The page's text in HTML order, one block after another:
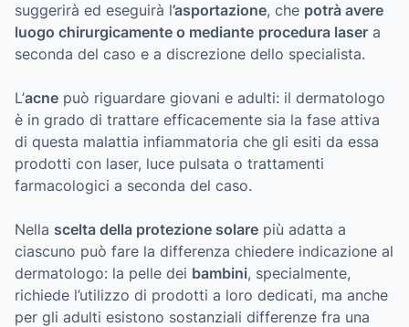
suggerirà ed eseguirà l’asportazione, che potrà avere
luogo chirurgicamente o mediante procedura laser a
seconda del caso e a discrezione dello specialista.
L’acne può riguardare giovani e adulti: il dermatologo
è in grado di trattare efficacemente sia la fase attiva
di questa malattia infiammatoria che gli esiti da essa
prodotti con laser, luce pulsata o trattamenti
farmacologici a seconda del caso.
Nella scelta della protezione solare più adatta a
ciascuno può fare la differenza chiedere indicazione al
dermatologo: la pelle dei bambini, specialmente,
richiede l’utilizzo di prodotti a loro dedicati, ma anche
per gli adulti esistono sostanziali differenze fra una